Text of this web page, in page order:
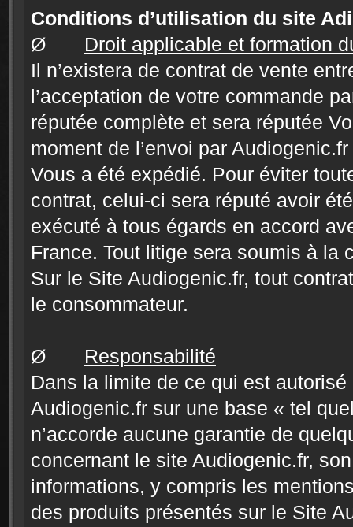
Conditions d’utilisation du site
Ø Droit applicable et formation
Il n’existera de contrat de vente
l’acceptation de votre commande
réputée complète et sera réputée
moment de l’envoi par
Vous a été expédié. Pour éviter
contrat, celui-ci sera réputé avoir
exécuté à tous égards en accord
France. Tout litige sera soumis à la
Sur le Site Audiogenic.fr, tout
le consommateur.
Ø Responsabilité
Dans la limite de ce qui est
Audiogenic.fr sur une base « tel
n’accorde aucune garantie de
concernant le site Audiogenic.fr,
informations, y compris les
des produits présentés sur le Site